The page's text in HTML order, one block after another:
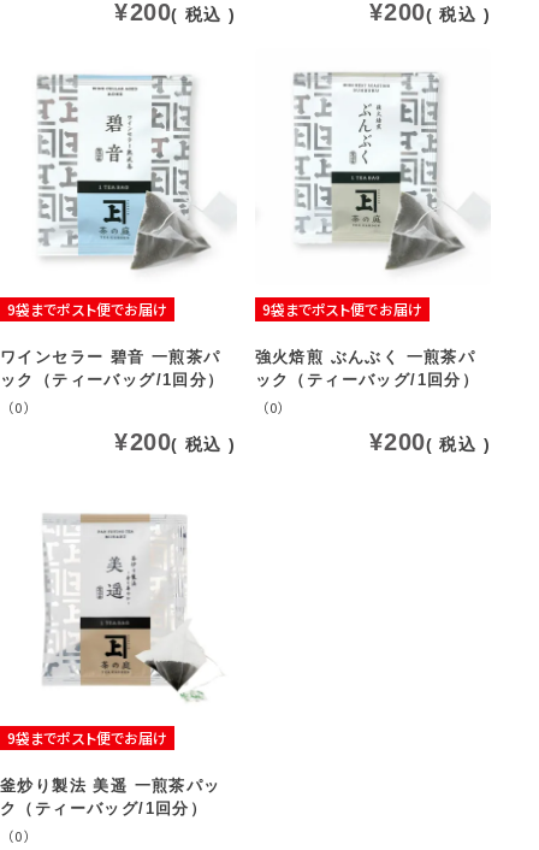
¥200 税込 ¥200 税込
9袋までポスト便でお届け
ワインセラー 碧音 一煎茶パ
ック（ティーバッグ/1回分）
（0）
¥200 税込
9袋までポスト便でお届け
強火焙煎 ぶんぶく 一煎茶パ
ック（ティーバッグ/1回分）
（0）
¥200 税込
9袋までポスト便でお届け
釜炒り製法 美遥 一煎茶パッ
ク（ティーバッグ/1回分）
（0）